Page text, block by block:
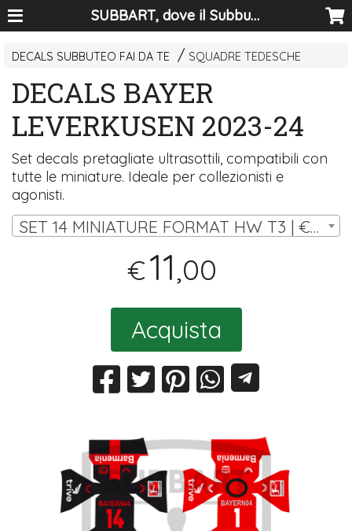
SUBBART, dove il Subbuteo diventa arte
DECALS SUBBUTEO FAI DA TE SQUADRE TEDESCHE
DECALS BAYER
LEVERKUSEN 2023-24
Set decals pretagliate ultrasottili, compatibili con
tutte le miniature. Ideale per collezionisti e
agonisti.
SET 14 MINIATURE FORMAT HW T3 | € 11,00
€11,00
Acquista